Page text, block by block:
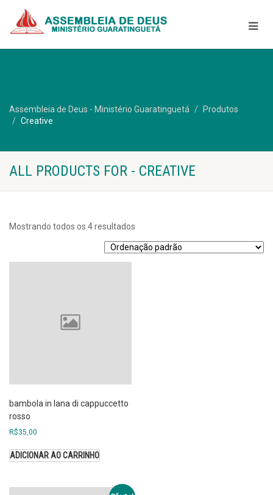
Assembleia de Deus - Ministério Guaratinguetá
Produtos
Creative
ALL PRODUCTS FOR - CREATIVE
Mostrando todos os 4 resultados
bambola in lana di cappuccetto
rosso
R$35,00
ADICIONAR AO CARRINHO